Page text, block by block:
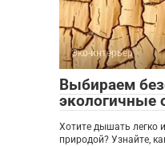
Эко-интерьер
Выбираем
экологичные
Хотите дышать легко
природой? Узнайте,